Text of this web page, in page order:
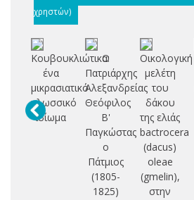
χρηστών)
Κουβουκλιώτικα:
ένα
μικρασιατικό
γλωσσικό
ιδίωμα
Ο
Πατριάρχης
Αλεξανδρείας
Θεόφιλος
Β'
Παγκώστας
ο
Πάτμιος
(1805-
1825)
Οικολογική
μελέτη
του
δάκου
της ελιάς
bactrocera
(dacus)
oleae
(gmelin),
στην